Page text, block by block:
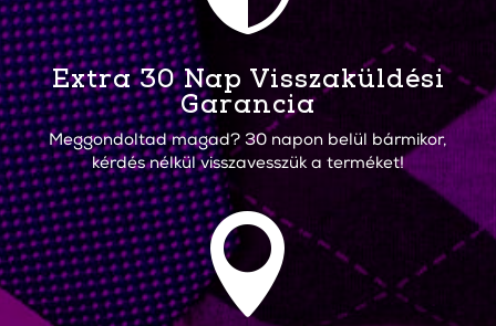
Extra 30 Nap Visszaküldési
Garancia
Meggondoltad magad? 30 napon belül bármikor,
kérdés nélkül visszavesszük a terméket!
